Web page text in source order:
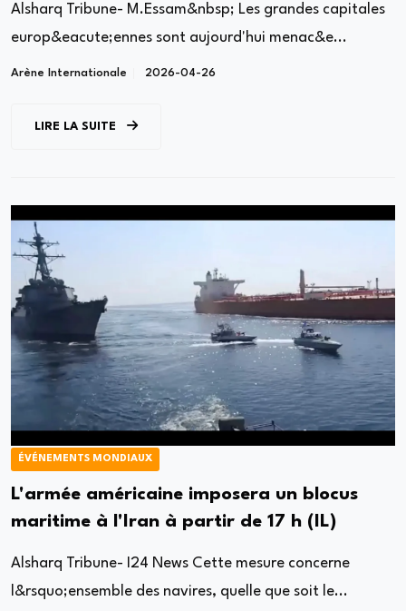
Alsharq Tribune- M.Essam&nbsp; Les grandes capitales
europ&eacute;ennes sont aujourd'hui menac&e...
Arène Internationale 2026-04-26
LIRE LA SUITE
ÉVÉNEMENTS MONDIAUX
L'armée américaine imposera un blocus
maritime à l'Iran à partir de 17 h (IL)
Alsharq Tribune- I24 News Cette mesure concerne
l&rsquo;ensemble des navires, quelle que soit le...